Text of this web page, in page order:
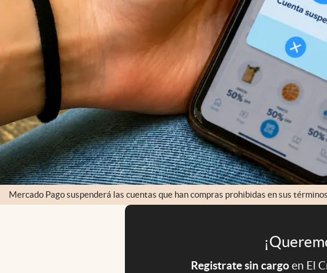
Mercado Pago suspenderá las cuentas que han compras prohibidas en sus
Registrate sin cargoen El